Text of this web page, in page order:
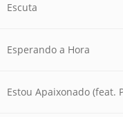
Escuta
Esperando a Hora
Estou Apaixonado (feat.